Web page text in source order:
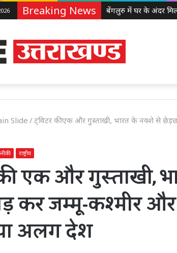
Breaking News
Slide/ट्विटर की एक और गुस्ताखी, भारत के नक्शे से
राष्ट्रीय
की एक और गुस्ताखी,
कर जम्मू-कश्मीर
अलग देश